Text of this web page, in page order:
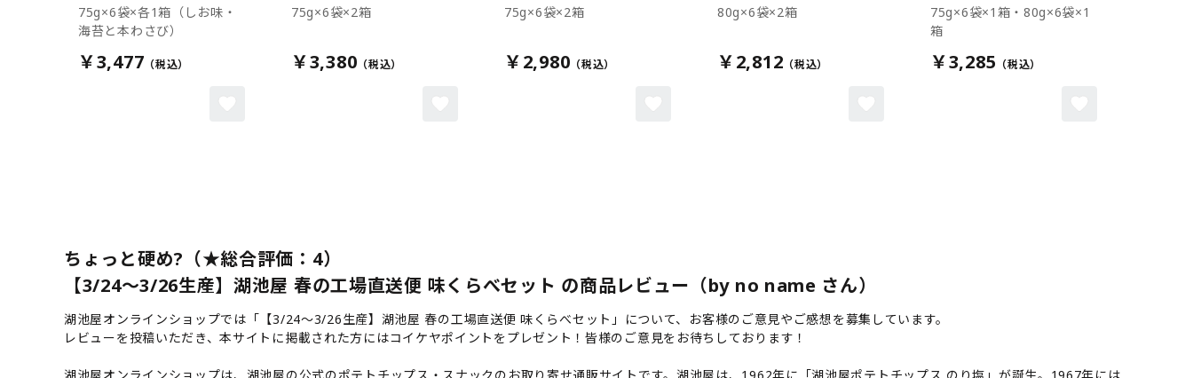
75g×6袋×各1箱（しお味・
海苔と本わさび）
￥3,477
75g×6袋×2箱
￥3,380
75g×6袋×2箱
￥2,980
80g×6袋×2箱
￥2,812
75g×6袋×1箱・80g×6袋×1
箱
￥3,285
ちょっと硬め?（★総合評価：4）
【3/24～3/26生産】湖池屋 春の工場直送便 味くらべセット の商品レビュー（by no name さん）
湖池屋オンラインショップでは「【3/24～3/26生産】湖池屋 春の工場直送便 味くらべセット」について、お客様のご意見やご感想を募集しています。
レビューを投稿いただき、本サイトに掲載された方にはコイケヤポイントをプレゼント！皆様のご意見をお待ちしております！